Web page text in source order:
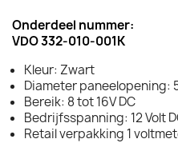
Onderdeel nummer:
VDO 332-010-001K
Kleur: Zwart
Diameter paneelopening:
Bereik: 8 tot 16V DC
Bedrijfsspanning: 12 Volt
Retail verpakking 1